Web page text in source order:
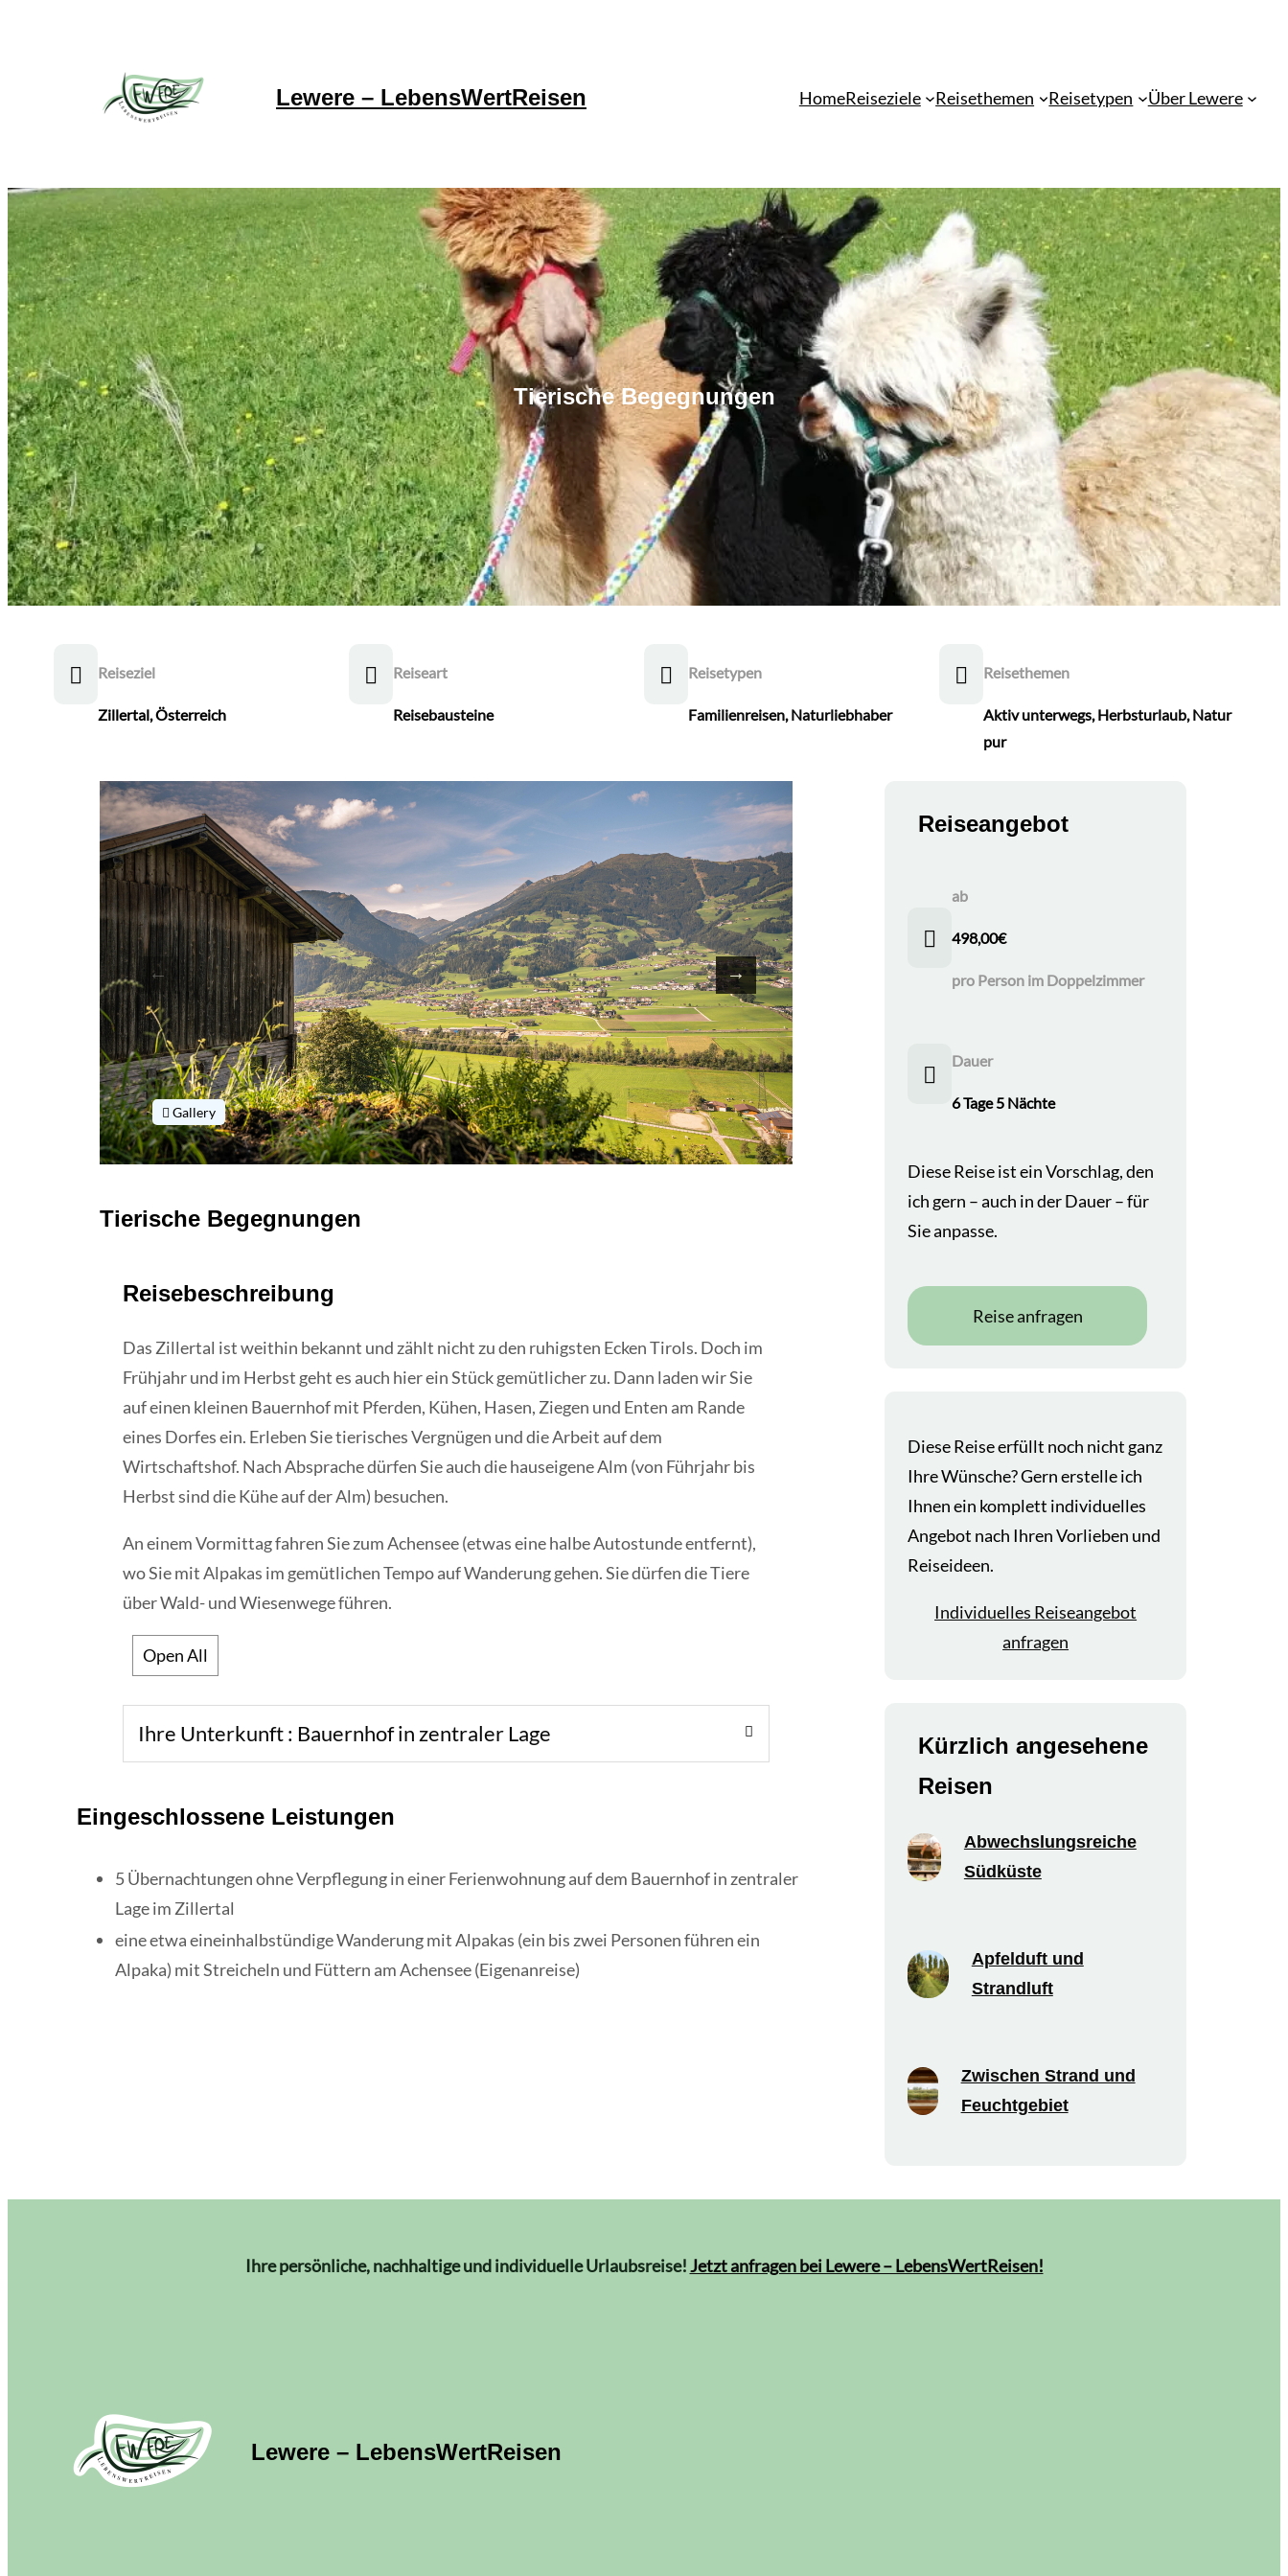
Lewere – LebensWertReisen HomeReiseziele Reisethemen Reisetypen Über Lewere
Tierische Begegnungen
Reiseziel
Zillertal, Österreich
Reiseart
Reisebausteine
Reisetypen
Familienreisen,Naturliebhaber
Reisethemen
Aktiv unterwegs,Herbsturlaub,Natur
pur
Gallery
Tierische Begegnungen
Reisebeschreibung
Das Zillertal ist weithin bekannt und zählt nicht zu den ruhigsten Ecken Tirols. Doch im
Frühjahr und im Herbst geht es auch hier ein Stück gemütlicher zu. Dann laden wir Sie
auf einen kleinen Bauernhof mit Pferden, Kühen, Hasen, Ziegen und Enten am Rande
eines Dorfes ein. Erleben Sie tierisches Vergnügen und die Arbeit auf dem
Wirtschaftshof. Nach Absprache dürfen Sie auch die hauseigene Alm (von Führjahr bis
Herbst sind die Kühe auf der Alm) besuchen.
An einem Vormittag fahren Sie zum Achensee (etwas eine halbe Autostunde entfernt),
wo Sie mit Alpakas im gemütlichen Tempo auf Wanderung gehen. Sie dürfen die Tiere
über Wald- und Wiesenwege führen.
Open All
Ihre Unterkunft : Bauernhof in zentraler Lage
Eingeschlossene Leistungen
5 Übernachtungen ohne Verpflegung in einer Ferienwohnung auf dem Bauernhof in zentraler
Lage im Zillertal
eine etwa eineinhalbstündige Wanderung mit Alpakas (ein bis zwei Personen führen ein
Alpaka) mit Streicheln und Füttern am Achensee (Eigenanreise)
Reiseangebot
ab
498,00€
pro Person im Doppelzimmer
Dauer
6 Tage 5 Nächte
Diese Reise ist ein Vorschlag, den
ich gern – auch in der Dauer – für
Sie anpasse.
Reise anfragen
Diese Reise erfüllt noch nicht ganz
Ihre Wünsche? Gern erstelle ich
Ihnen ein komplett individuelles
Angebot nach Ihren Vorlieben und
Reiseideen.
Individuelles Reiseangebot
anfragen
Kürzlich angesehene
Reisen
Abwechslungsreiche
Südküste
Apfelduft und
Strandluft
Zwischen Strand und
Feuchtgebiet
Ihre persönliche, nachhaltige und individuelle Urlaubsreise!Jetzt anfragen bei Lewere – LebensWertReisen!
Lewere – LebensWertReisen